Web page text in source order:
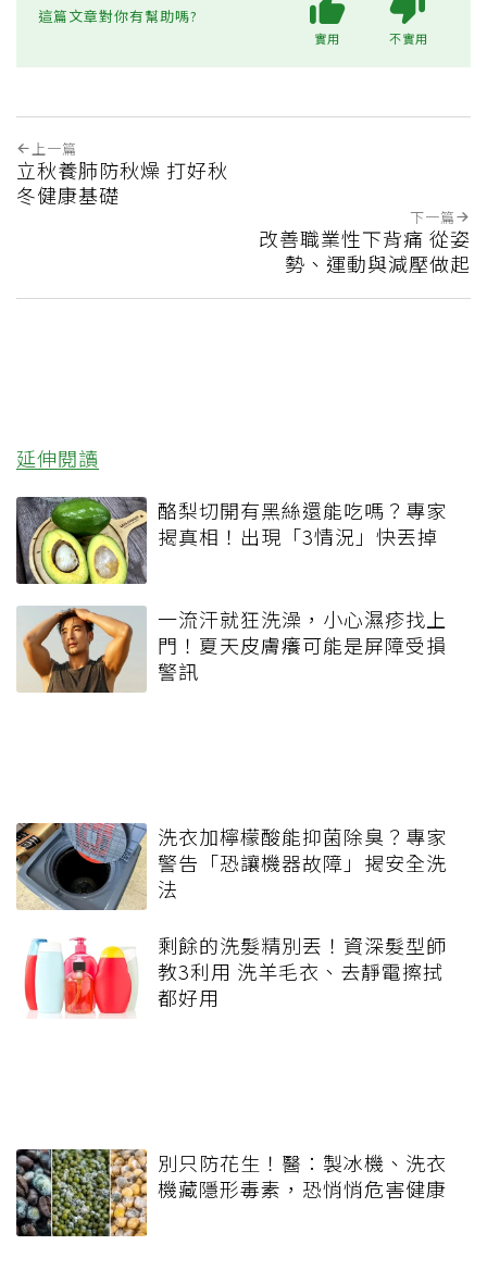
這篇文章對你有幫助嗎?
實用 不實用
上一篇
立秋養肺防秋燥 打好秋
冬健康基礎
下一篇
改善職業性下背痛 從姿
勢、運動與減壓做起
延伸閱讀
酪梨切開有黑絲還能吃嗎？專家
揭真相！出現「3情況」快丟掉
一流汗就狂洗澡，小心濕疹找上
門！夏天皮膚癢可能是屏障受損
警訊
洗衣加檸檬酸能抑菌除臭？專家
警告「恐讓機器故障」揭安全洗
法
剩餘的洗髮精別丟！資深髮型師
教3利用 洗羊毛衣、去靜電擦拭
都好用
別只防花生！醫：製冰機、洗衣
機藏隱形毒素，恐悄悄危害健康